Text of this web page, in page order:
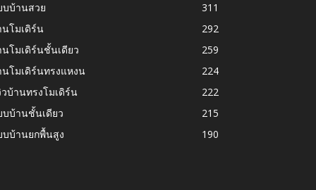
บบ้านสวย
311
โมเดิร์น
292
โมเดิร์นชั้นเดียว
259
โมเดิร์นทรงแหงน
224
บ้านทรงโมเดิร์น
222
บบ้านชั้นเดียว
215
บบ้านยกพื้นสูง
190